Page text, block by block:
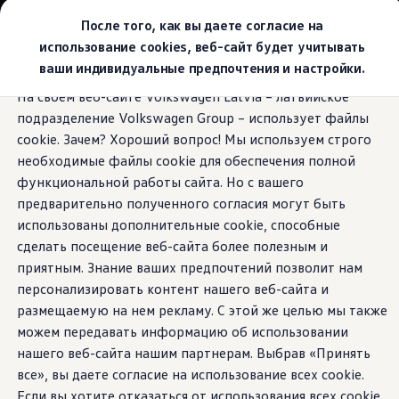
После того, как вы даете согласие на
использование cookies, веб-сайт будет учитывать
ваши индивидуальные предпочтения и настройки.
На своем веб-сайте Volkswagen Latvia – латвийское
подразделение Volkswagen Group – использует файлы
cookie. Зачем? Хороший вопрос! Мы используем строго
необходимые файлы cookie для обеспечения полной
функциональной работы сайта. Но с вашего
предварительно полученного согласия могут быть
использованы дополнительные cookie, способные
сделать посещение веб-сайта более полезным и
приятным. Знание ваших предпочтений позволит нам
персонализировать контент нашего веб-сайта и
размещаемую на нем рекламу. С этой же целью мы также
можем передавать информацию об использовании
нашего веб-сайта нашим партнерам. Выбрав «Принять
все», вы даете согласие на использование всех cookie.
Если вы хотите отказаться от использования всех cookie,
основному
содержанию
нижнему
колонтитулу
Выбери свой Volkswagen
Модельный ряд
Новый ID.Cross
Открой для себя семейство внедорожников
Предложения и услуги
Юбилейное предложение
Автомобильный онлайн-магазин Volkswagen
Обмен автомобилей
Лизинг Volkswagen
Гарантия
Бесплатная регистрация для вашего нового
Взаимодействие в сети простыми словами
VW Connect
Активация
Все службы
VW Connect для Вашего ID.
Обновления (Upgrades)
Car-Net
App-Connect
Fleet Interface Data
O Volkswagen
Получи больше
Владельцы и услуги
In-car App
Играйтевместо
ожидания